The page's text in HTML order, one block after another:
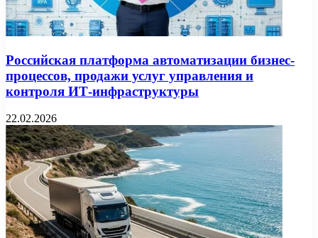
Российская платформа автоматизации бизнес-
процессов, продажи услуг управления и
контроля ИТ-инфраструктуры
22.02.2026